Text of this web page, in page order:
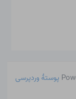
پوستهٔ وردپرسی